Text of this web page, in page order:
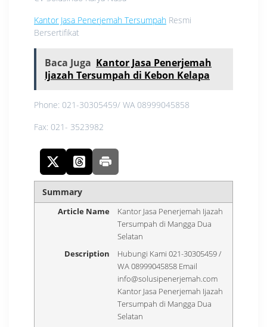
Kantor Jasa Penerjemah Tersumpah Resmi
Bersertifikat
Baca Juga Kantor Jasa Penerjemah
Ijazah Tersumpah di Kebon Kelapa
Phone: 021-30305459/ WA 08999045858
Fax: 021- 3523982
Summary
Article Name
Kantor Jasa Penerjemah Ijazah
Tersumpah di Mangga Dua
Selatan
Description
Hubungi Kami 021-30305459 /
WA 08999045858 Email
info@solusipenerjemah.com
Kantor Jasa Penerjemah Ijazah
Tersumpah di Mangga Dua
Selatan